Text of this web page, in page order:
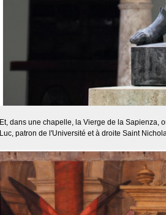
Et, dans une chapelle, la Vierge de la Sapienza,
Luc, patron de l'Université et à droite Saint